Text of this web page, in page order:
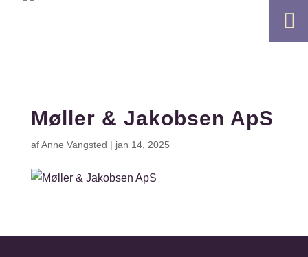

Møller & Jakobsen ApS
afAnne Vangsted | jan 14, 2025